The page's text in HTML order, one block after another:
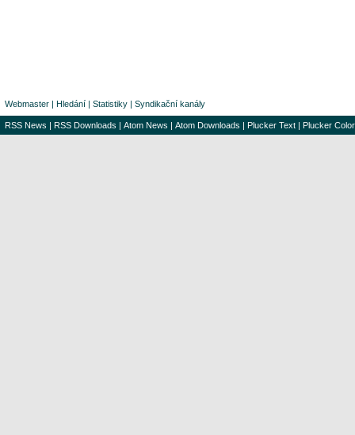
Webmaster | Hledání | Statistiky | Syndikační kanály
RSS News | RSS Downloads | Atom News | Atom Downloads | Plucker Text | Plucker Color